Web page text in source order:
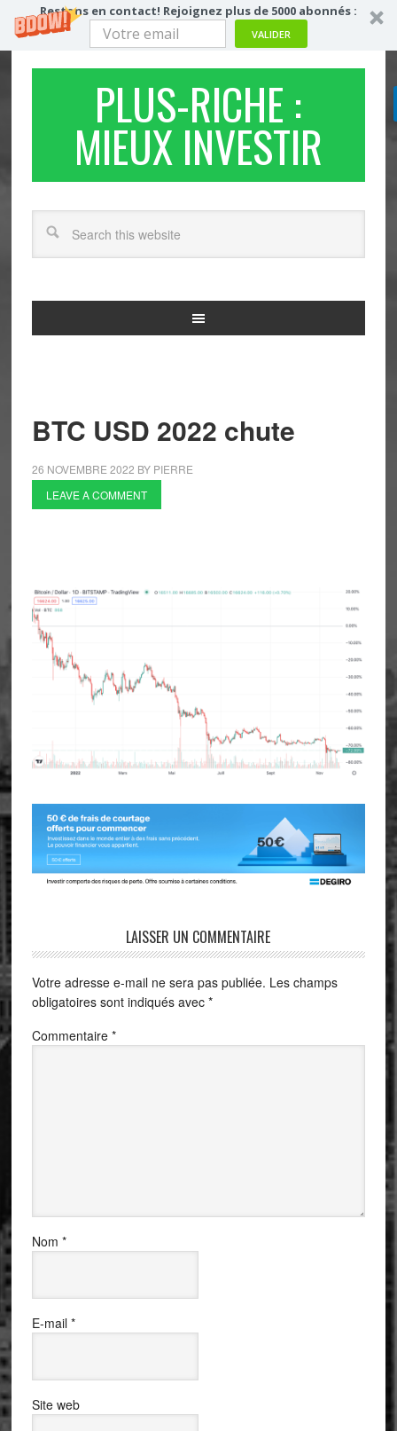
Restons en contact! Rejoignez plus de 5000 abonnés :
VALIDER
PLUS-RICHE :
MIEUX INVESTIR
BTC USD 2022 chute
26 NOVEMBRE 2022 BY PIERRE
LEAVE A COMMENT
LAISSER UN COMMENTAIRE
Votre adresse e-mail ne sera pas publiée. Les champs
obligatoires sont indiqués avec *
Commentaire *
Nom *
E-mail *
Site web